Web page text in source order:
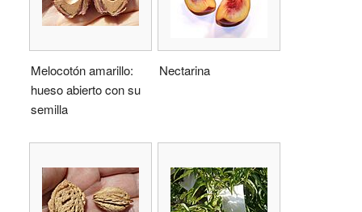
Melocotón amarillo:
hueso abierto con su
semilla
Nectarina